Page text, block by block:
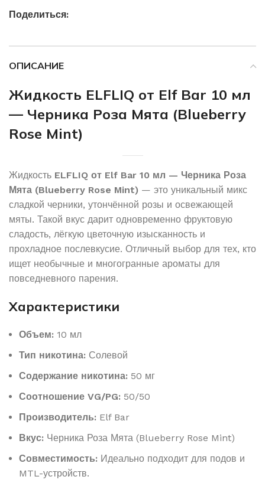
Поделиться:
ОПИСАНИЕ
Жидкость ELFLIQ от Elf Bar 10 мл
— Черника Роза Мята (Blueberry
Rose Mint)
Жидкость ELFLIQ от Elf Bar 10 мл — Черника Роза
Мята (Blueberry Rose Mint) — это уникальный микс
сладкой черники, утончённой розы и освежающей
мяты. Такой вкус дарит одновременно фруктовую
сладость, лёгкую цветочную изысканность и
прохладное послевкусие. Отличный выбор для тех, кто
ищет необычные и многогранные ароматы для
повседневного парения.
Характеристики
Объем: 10 мл
Тип никотина: Солевой
Содержание никотина: 50 мг
Соотношение VG/PG: 50/50
Производитель: Elf Bar
Вкус: Черника Роза Мята (Blueberry Rose Mint)
Совместимость: Идеально подходит для подов и
MTL-устройств.